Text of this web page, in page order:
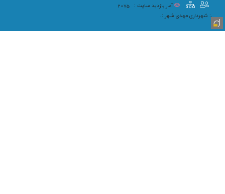
آمار بازدید سایت :
2075
.: شهرداری مهدی شهر :.